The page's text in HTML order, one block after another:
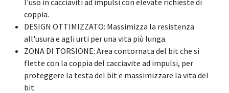
l'uso in cacciaviti ad impulsi con elevate richieste di
coppia.
DESIGN OTTIMIZZATO: Massimizza la resistenza
all'usura e agli urti per una vita più lunga.
ZONA DI TORSIONE: Area contornata del bit che si
flette con la coppia del cacciavite ad impulsi, per
proteggere la testa del bit e massimizzare la vita del
bit.